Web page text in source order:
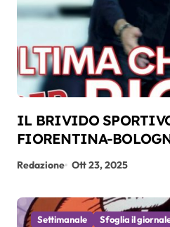
IL BRIVIDO
FIORENTINA-
26-10-2025
Redazione Ott 23, 2025
Settimanale Sfoglia il